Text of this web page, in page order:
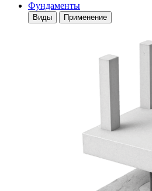
Фундаменты
Виды Применение